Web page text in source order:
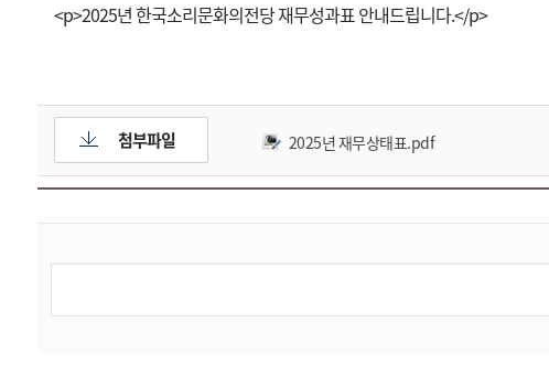
<p>2025년 한국소리문화의전당 재무성과표 안내드립니다.</p>
첨부파일 2025년 재무상태표.pdf